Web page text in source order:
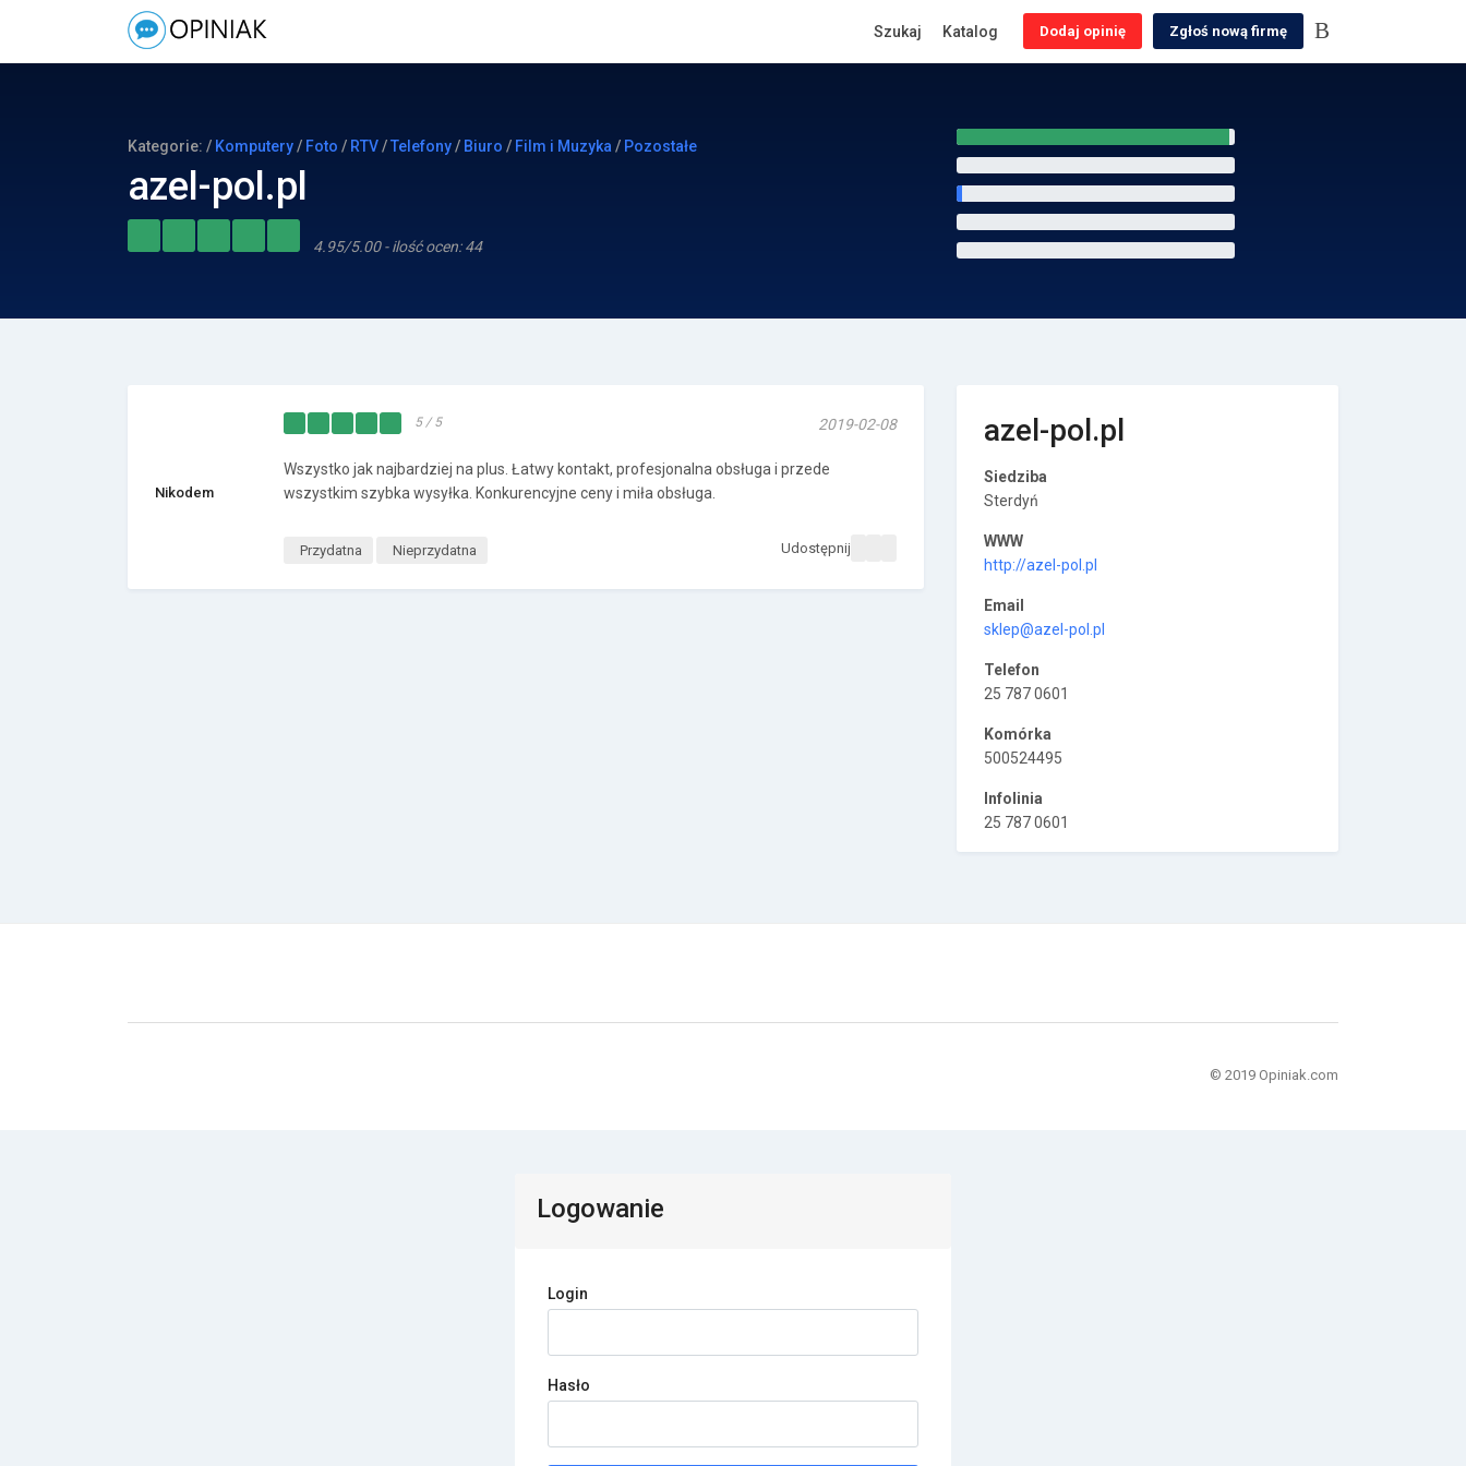
Kategorie: / Komputery/ Foto / RTV/Telefony/ Biuro / Film i Muzyka / Pozostałe
azel-pol.pl
4.95/5.00 - ilość ocen: 44
Nikodem
5 / 5 2019-02-08
Wszystko jak najbardziej na plus. Łatwy kontakt, profesjonalna obsługa i przede
wszystkim szybka wysyłka. Konkurencyjne ceny i miła obsługa.
Przydatna Nieprzydatna Udostępnij
azel-pol.pl
Siedziba
Sterdyń
WWW
http://azel-pol.pl
Email
sklep@azel-pol.pl
Telefon
25 787 0601
Komórka
500524495
Infolinia
25 787 0601
© 2019 Opiniak.com
Logowanie
Login
Hasło
Dodaj opinię Zgłoś nową firmę
Szukaj Katalog